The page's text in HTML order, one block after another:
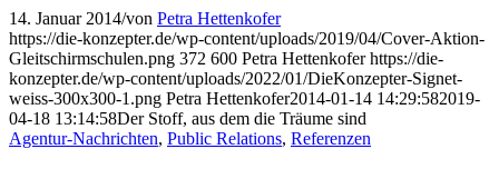
14. Januar 2014/von Petra Hettenkofer
https://die-konzepter.de/wp-content/uploads/2019/04/Cover-Aktion-
Gleitschirmschulen.png 372 600 Petra Hettenkofer https://die-
konzepter.de/wp-content/uploads/2022/01/DieKonzepter-Signet-
weiss-300x300-1.png Petra Hettenkofer2014-01-14 14:29:582019-
04-18 13:14:58Der Stoff, aus dem die Träume sind
Agentur-Nachrichten, Public Relations, Referenzen